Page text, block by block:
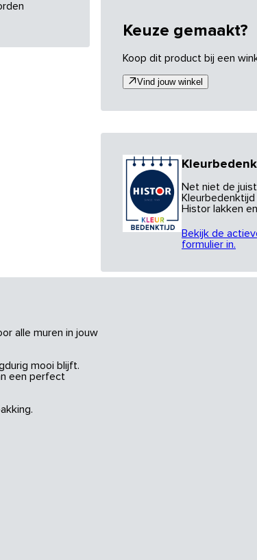
Keuze gemaakt?
Koop dit product bij een
Vind jouw winkel
Net niet de
Histor lakken
Bekijk de
formulier in.
alle muren in jouw
mooi blijft.
een perfect